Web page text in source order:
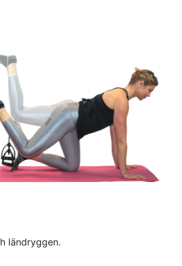
ländryggen.